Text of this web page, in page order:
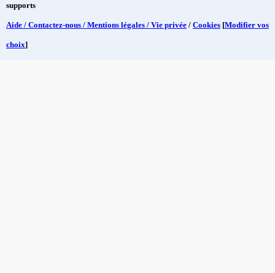
supports
Aide / Contactez-nous / Mentions légales / Vie privée / Cookies [Modifier vos
choix]